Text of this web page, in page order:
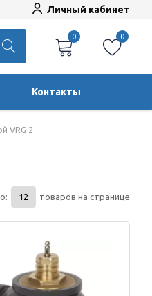
Личный кабинет
0 0
Контакты
VRG 2
товаров на странице